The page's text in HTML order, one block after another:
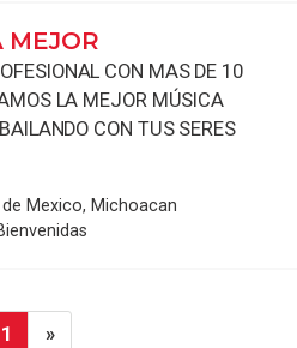
MEJOR
CON MAS DE 10
LA MEJOR MÚSICA
CON TUS SERES
Mexico, Michoacan
1 »